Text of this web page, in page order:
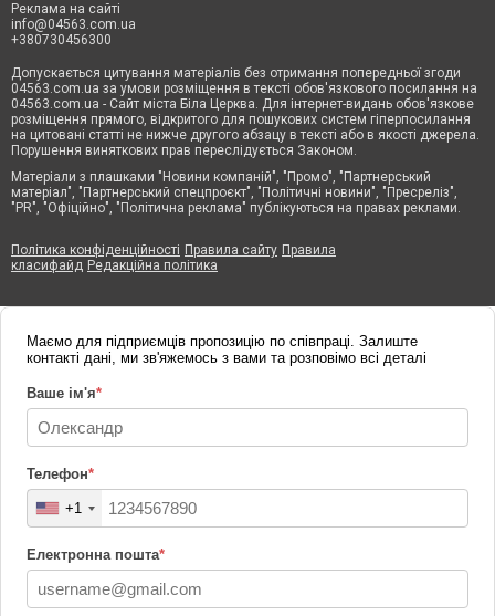
Реклама на сайті
info@04563.com.ua
+380730456300
Допускається цитування матеріалів без отримання попередньої згоди
04563.com.ua за умови розміщення в тексті обов'язкового посилання на
04563.com.ua - Сайт міста Біла Церква. Для інтернет-видань обов'язкове
розміщення прямого, відкритого для пошукових систем гіперпосилання
на цитовані статті не нижче другого абзацу в тексті або в якості джерела.
Порушення виняткових прав переслідується Законом.
Матеріали з плашками "Новини компаній", "Промо", "Партнерський
матеріал", "Партнерський спецпроєкт", "Політичні новини", "Пресреліз",
"PR", "Офіційно", "Політична реклама" публікуються на правах реклами.
Політика конфіденційності Правила сайту Правила
класифайд Редакційна політика
Маємо для підприємців пропозицію по співпраці. Залиште
контакті дані, ми зв'яжемось з вами та розповімо всі деталі
Ваше ім'я*
Телефон*
+1
Електронна пошта*